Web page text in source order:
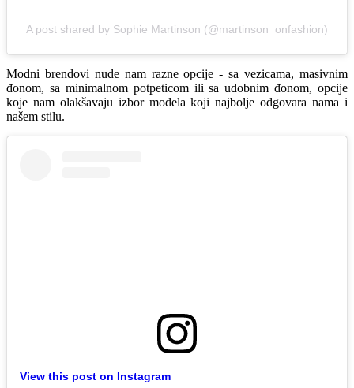
A post shared by Sophie Martinson (@martinson_onfashion)
Modni brendovi nude nam razne opcije - sa vezicama, masivnim
đonom, sa minimalnom potpeticom ili sa udobnim đonom, opcije
koje nam olakšavaju izbor modela koji najbolje odgovara nama i
našem stilu.
View this post on Instagram